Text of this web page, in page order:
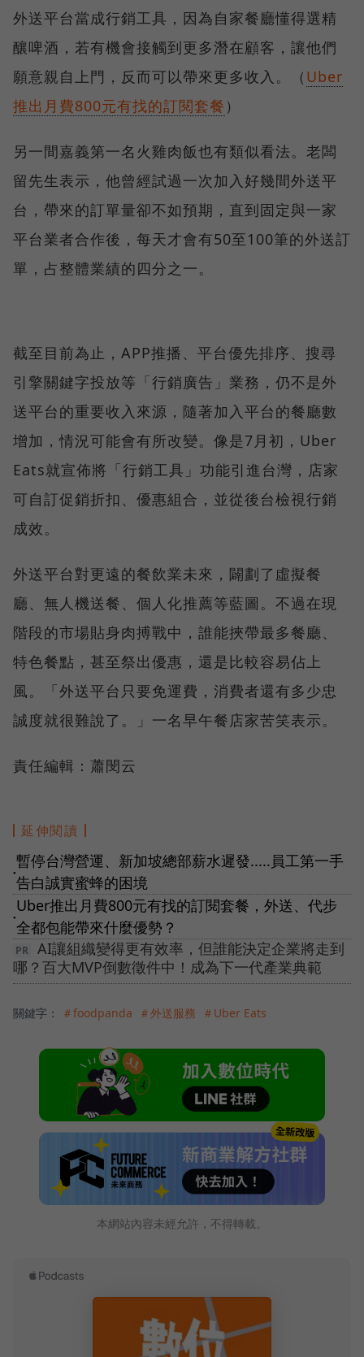
外送平台當成行銷工具，因為自家餐廳懂得選精
釀啤酒，若有機會接觸到更多潛在顧客，讓他們
願意親自上門，反而可以帶來更多收入。（ Uber
推出月費800元有找的訂閱套餐 ）
另一間嘉義第一名火雞肉飯也有類似看法。老闆
留先生表示，他曾經試過一次加入好幾間外送平
台，帶來的訂單量卻不如預期，直到固定與一家
平台業者合作後，每天才會有50至100筆的外送訂
單，占整體業績的四分之一。
截至目前為止，APP推播、平台優先排序、搜尋
引擎關鍵字投放等「行銷廣告」業務，仍不是外
送平台的重要收入來源，隨著加入平台的餐廳數
增加，情況可能會有所改變。像是7月初，Uber
Eats就宣佈將「行銷工具」功能引進台灣，店家
可自訂促銷折扣、優惠組合，並從後台檢視行銷
成效。
外送平台對更遠的餐飲業未來，闢劃了虛擬餐
廳、無人機送餐、個人化推薦等藍圖。不過在現
階段的市場貼身肉搏戰中，誰能挾帶最多餐廳、
特色餐點，甚至祭出優惠，還是比較容易佔上
風。「外送平台只要免運費，消費者還有多少忠
誠度就很難說了。」一名早午餐店家苦笑表示。
責任編輯：蕭閔云
延伸閱讀
●
暫停台灣營運、新加坡總部薪水遲發.....員工第一手
告白誠實蜜蜂的困境
●
Uber推出月費800元有找的訂閱套餐，外送、代步
全都包能帶來什麼優勢？
AI讓組織變得更有效率，但誰能決定企業將走到
哪？百大MVP倒數徵件中！成為下一代產業典範
關鍵字： ＃foodpanda ＃外送服務 ＃Uber Eats
本網站內容未經允許，不得轉載。